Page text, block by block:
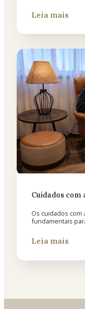
Leia mais
Cuidados com
Os cuidados
fundamentais
Leia mais